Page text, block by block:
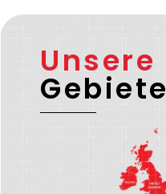
Unsere
Gebiete